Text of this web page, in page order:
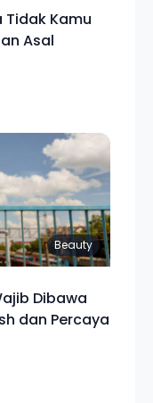
Tidak Kamu
Asal
Beauty
Dibawa
dan Percaya